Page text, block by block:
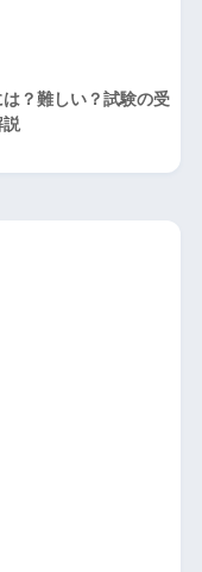
？難しい？試験の受
説